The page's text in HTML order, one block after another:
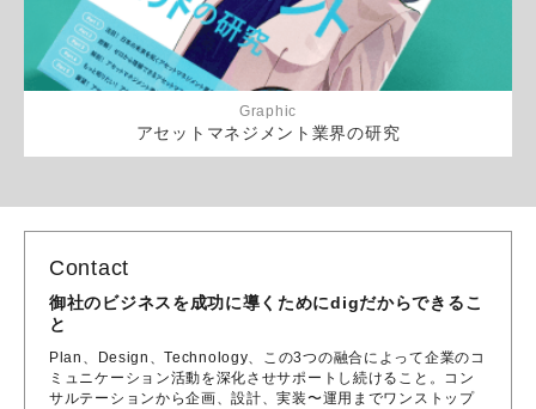
Graphic
アセットマネジメント業界の研究
Contact
御社のビジネスを成功に導くためにdigだからできるこ
と
Plan、Design、Technology、この3つの融合によって企業のコ
ミュニケーション活動を深化させサポートし続けること。コン
サルテーションから企画、設計、実装〜運用までワンストップ